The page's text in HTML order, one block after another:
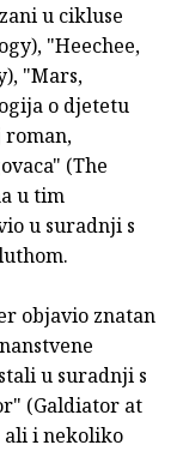
u cikluse
"Heechee,
"Mars,
o djetetu
roman,
(The
u tim
u suradnji s
objavio znatan
u suradnji s
(Galdiator at
ali i nekoliko